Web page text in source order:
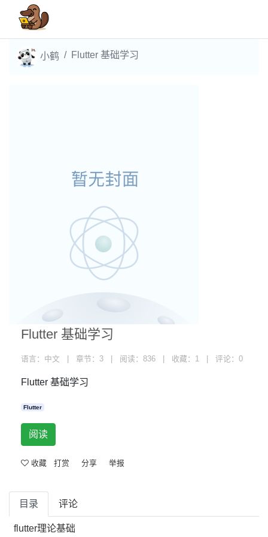
小鹤 Flutter 基础学习
Flutter 基础学习
语言：中文 | 章节：3 | 阅读：836 | 收藏：1 | 评论：0
Flutter 基础学习
Flutter
阅读
收藏 打赏 分享 举报
目录 评论
flutter理论基础